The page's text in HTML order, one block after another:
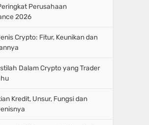
Perusahaan
2026
Crypto: Fitur, Keunikan dan
Dalam Crypto yang Trader
Kredit, Unsur, Fungsi dan